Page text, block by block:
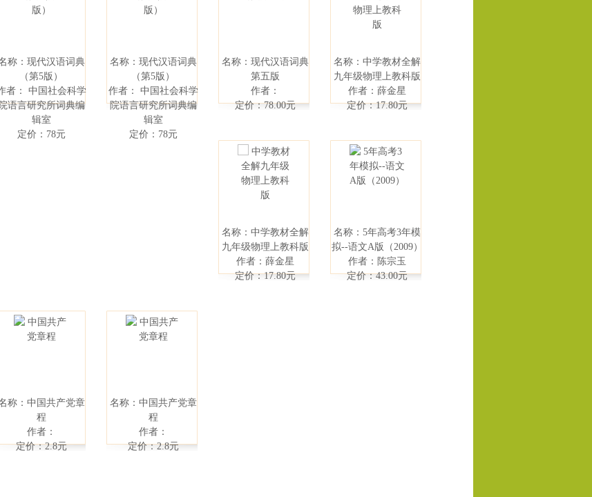
称：现代汉语词典
（第5版）
者： 中国社会科学
语言研究所词典编
辑室
定价：78元
名称：现代汉语词典
（第5版）
作者： 中国社会科学
院语言研究所词典编
辑室
定价：78元
名称：现代汉语词典
第五版
作者：
定价：78.00元
名称：中学教材全解
九年级物理上教科版
作者：薛金星
定价：17.80元
名称：中学教材全解
九年级物理上教科版
作者：薛金星
定价：17.80元
名称：5年高考3年模
拟--语文A版（2009）
作者：陈宗玉
定价：43.00元
称：中国共产党章
程
作者：
定价：2.8元
名称：中国共产党章
程
作者：
定价：2.8元